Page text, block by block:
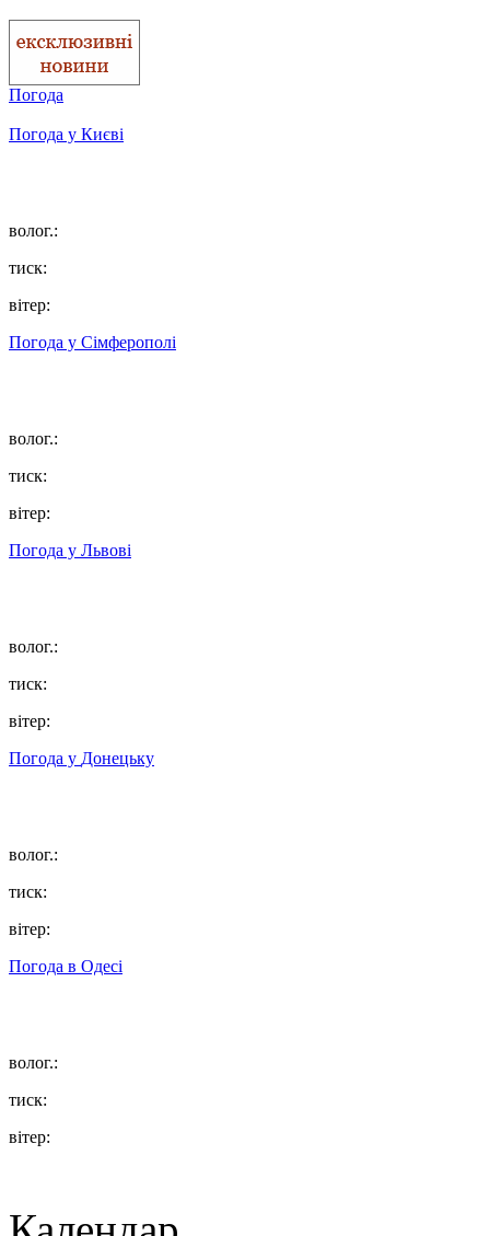
Погода
Погода у Києві
волог.:
тиск:
вітер:
Погода у Сімферополі
волог.:
тиск:
вітер:
Погода у Львові
волог.:
тиск:
вітер:
Погода у Донецьку
волог.:
тиск:
вітер:
Погода в Одесі
волог.:
тиск:
вітер: